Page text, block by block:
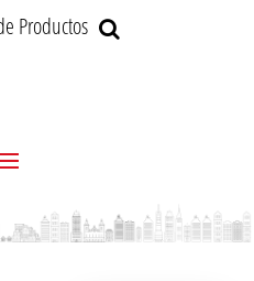
Productos